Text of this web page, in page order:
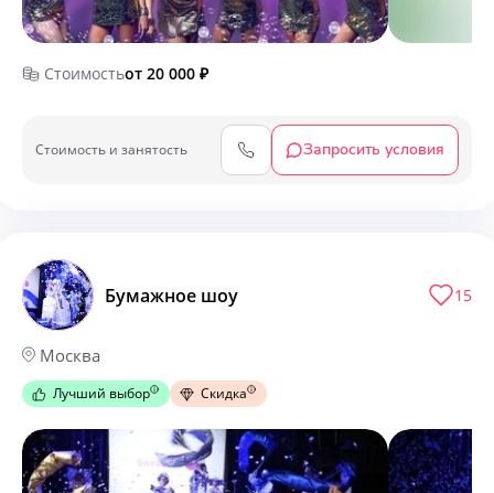
Стоимостьот 20 000 ₽
Cтоимость и занятость Запросить условия
Бумажное шоу
Москва
15
Лучший выбор Скидка